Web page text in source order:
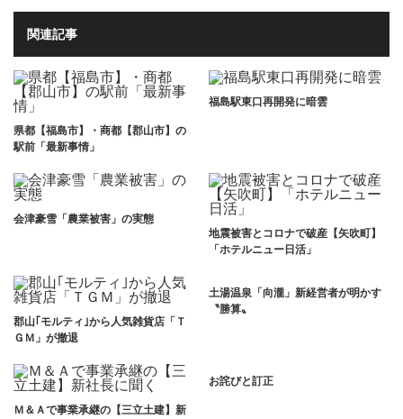
関連記事
県都【福島市】・商都【郡山市】の
駅前「最新事情」
福島駅東口再開発に暗雲
会津豪雪「農業被害」の実態
地震被害とコロナで破産【矢吹町】
「ホテルニュー日活」
郡山｢モルティ｣から人気雑貨店「Ｔ
ＧＭ」が撤退
土湯温泉「向瀧」新経営者が明かす
〝勝算〟
Ｍ＆Ａで事業承継の【三立土建】新
お詫びと訂正